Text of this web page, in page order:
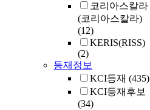
코리아스칼라
(코리아스칼라)
(12)
KERIS(RISS)
(2)
등재정보
KCI등재 (435)
KCI등재후보
(34)